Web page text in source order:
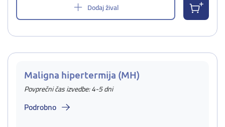
Dodaj žival
Maligna hipertermija (MH)
Povprečni čas izvedbe: 4-5 dni
Podrobno